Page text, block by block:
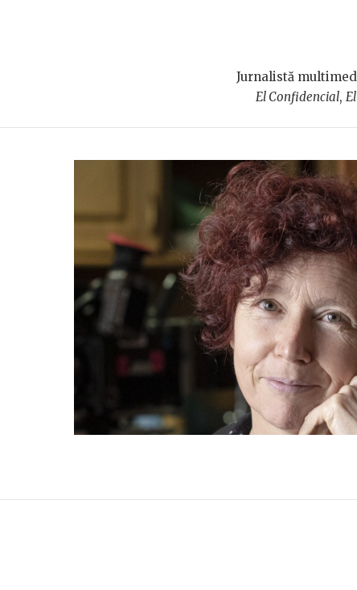
Jurnalistă
El Confidencial,